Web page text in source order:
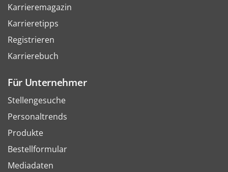
Karrieremagazin
Karrieretipps
Registrieren
Karrierebuch
Für Unternehmer
Stellengesuche
Personaltrends
Produkte
Bestellformular
Mediadaten